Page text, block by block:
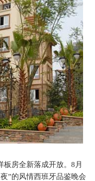
房全新落成开放。8月
”的风情西班牙品鉴晚会